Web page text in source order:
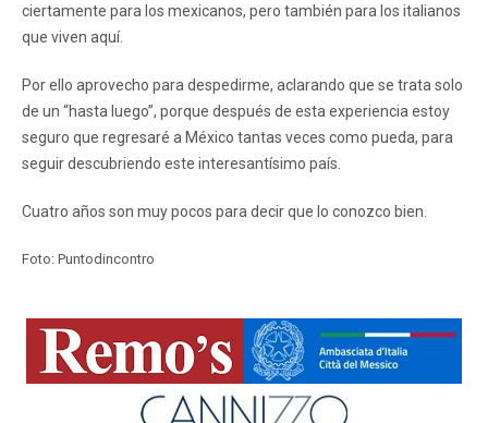
ciertamente para los mexicanos, pero también para los italianos
que viven aquí.
Por ello aprovecho para despedirme, aclarando que se trata solo
de un “hasta luego”, porque después de esta experiencia estoy
seguro que regresaré a México tantas veces como pueda, para
seguir descubriendo este interesantísimo país.
Cuatro años son muy pocos para decir que lo conozco bien.
Foto: Puntodincontro